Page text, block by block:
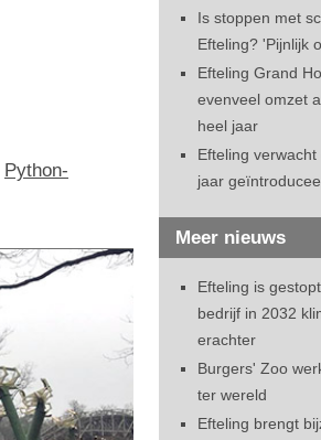
Python-
Is stoppen met
Efteling? 'Pijnlijk
Efteling Grand
evenveel omzet
heel jaar
Efteling
jaar
Meer nieuws
Efteling is
bedrijf in 2032
erachter
Burgers' Zoo
ter wereld
Efteling brengt